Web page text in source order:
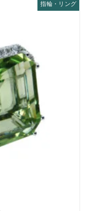
指輪・リング